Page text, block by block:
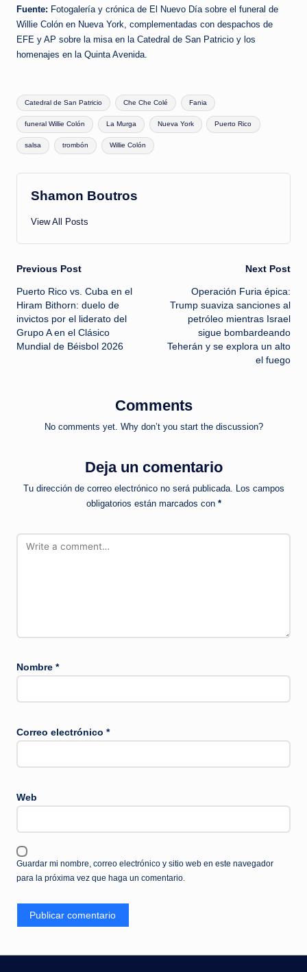
Fuente: Fotogalería y crónica de El Nuevo Día sobre el funeral de
Willie Colón en Nueva York, complementadas con despachos de
EFE y AP sobre la misa en la Catedral de San Patricio y los
homenajes en la Quinta Avenida.
Tags:
Catedral de San Patricio Che Che Colé Fania
funeral Willie Colón La Murga Nueva York Puerto Rico
salsa trombón Willie Colón
Shamon Boutros
View All Posts
Post
navigation
Previous Post
Puerto Rico vs. Cuba en el
Hiram Bithorn: duelo de
invictos por el liderato del
Grupo A en el Clásico
Mundial de Béisbol 2026
Next Post
Operación Furia épica:
Trump suaviza sanciones al
petróleo mientras Israel
sigue bombardeando
Teherán y se explora un alto
el fuego
Comments
No comments yet. Why don’t you start the discussion?
Deja un comentario
Tu dirección de correo electrónico no será publicada.
Los campos
obligatorios están marcados con *
Nombre *
Correo electrónico *
Web
Guardar mi nombre, correo electrónico y sitio web en este navegador
para la próxima vez que haga un comentario.